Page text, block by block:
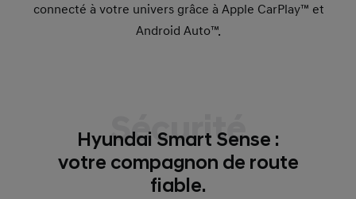
connecté à votre univers grâce à Apple CarPlay™ et
Android Auto™.
Sécurité
Hyundai Smart Sense :
votre compagnon de route
fiable.